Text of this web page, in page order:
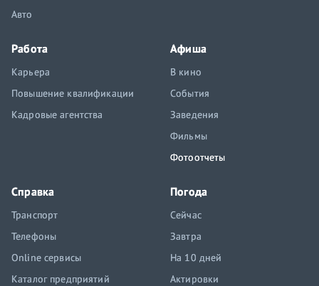
Авто
Работа
Карьера
Повышение квалификации
Кадровые агентства
Афиша
В кино
События
Заведения
Фильмы
Фотоотчеты
Справка
Транспорт
Телефоны
Online сервисы
Каталог предприятий
Погода
Сейчас
Завтра
На 10 дней
Актировки